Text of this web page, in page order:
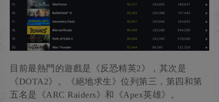
目前最熱門的遊戲是《反恐精英2》，其次是
《DOTA2》。《絕地求生》位列第三，第四和第
五名是《ARC Raiders》和《Apex英雄》。